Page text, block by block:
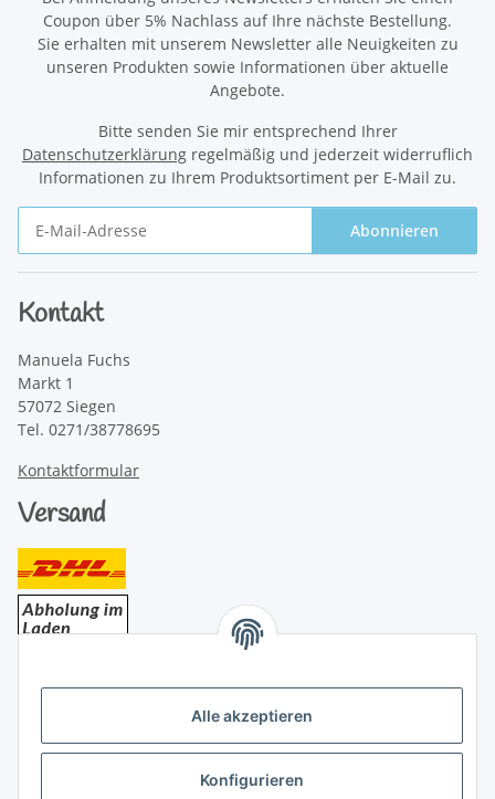
Alle akzeptieren
Konfigurieren
Coupon über 5% Nachlass auf Ihre nächste Bestellung.
Sie erhalten mit unserem Newsletter alle Neuigkeiten zu
unseren Produkten sowie Informationen über aktuelle
Angebote.
Bitte senden Sie mir entsprechend Ihrer
Datenschutzerklärung regelmäßig und jederzeit widerruflich
Informationen zu Ihrem Produktsortiment per E-Mail zu.
Abonnieren
Kontakt
Manuela Fuchs
Markt 1
57072 Siegen
Tel. 0271/38778695
Kontaktformular
Versand